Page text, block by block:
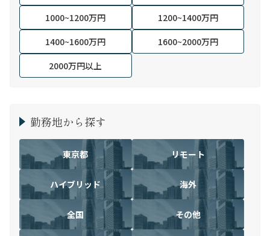
1000~1200万円
1200~1400万円
1400~1600万円
1600~2000万円
2000万円以上
勤務地から探す
東京都 リモート
ハイブリッド 海外
全国 その他